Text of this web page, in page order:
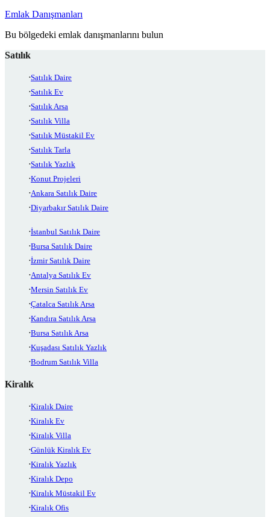
Emlak Danışmanları
Bu bölgedeki emlak danışmanlarını bulun
Satılık
Satılık Daire
Satılık Ev
Satılık Arsa
Satılık Villa
Satılık Müstakil Ev
Satılık Tarla
Satılık Yazlık
Konut Projeleri
Ankara Satılık Daire
Diyarbakır Satılık Daire
İstanbul Satılık Daire
Bursa Satılık Daire
İzmir Satılık Daire
Antalya Satılık Ev
Mersin Satılık Ev
Çatalca Satılık Arsa
Kandıra Satılık Arsa
Bursa Satılık Arsa
Kuşadası Satılık Yazlık
Bodrum Satılık Villa
Kiralık
Kiralık Daire
Kiralık Ev
Kiralık Villa
Günlük Kiralık Ev
Kiralık Yazlık
Kiralık Depo
Kiralık Müstakil Ev
Kiralık Ofis